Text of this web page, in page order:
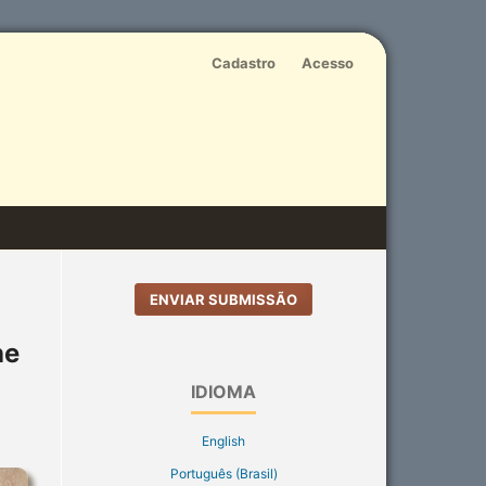
Cadastro Acesso
ENVIAR SUBMISSÃO
IDIOMA
English
Português (Brasil)